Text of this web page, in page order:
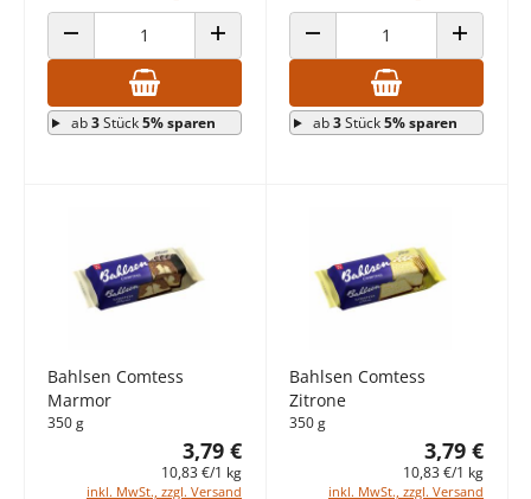
ANZAHL VERRINGERN ANZAHL ERHÖHEN
ab3Stück5% sparen
ANZAHL VERRINGERN ANZAHL
ab3Stück5% sparen
Bahlsen Comtess
Marmor
350 g
3,79 €
10,83 €/1 kg
inkl. MwSt., zzgl. Versand
Bahlsen Comtess
Zitrone
350 g
3,79 €
10,83 €/1 kg
inkl. MwSt., zzgl. Versand